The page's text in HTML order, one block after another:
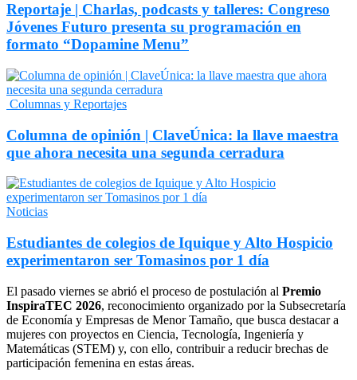
Reportaje | Charlas, podcasts y talleres: Congreso
Jóvenes Futuro presenta su programación en
formato “Dopamine Menu”
Columnas y Reportajes
Columna de opinión | ClaveÚnica: la llave maestra
que ahora necesita una segunda cerradura
Noticias
Estudiantes de colegios de Iquique y Alto Hospicio
experimentaron ser Tomasinos por 1 día
El pasado viernes se abrió el proceso de postulación al Premio
InspiraTEC 2026, reconocimiento organizado por la Subsecretaría
de Economía y Empresas de Menor Tamaño, que busca destacar a
mujeres con proyectos en Ciencia, Tecnología, Ingeniería y
Matemáticas (STEM) y, con ello, contribuir a reducir brechas de
participación femenina en estas áreas.